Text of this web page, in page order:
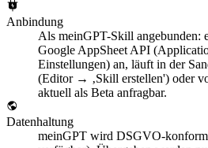
Anbindung
Als meinGPT-Skill angebunden:
Google AppSheet API
Einstellungen) an, läuft in der
(Editor → ‚Skill erstellen') oder
aktuell als Beta anfragbar.
Datenhaltung
meinGPT wird DSGVO-